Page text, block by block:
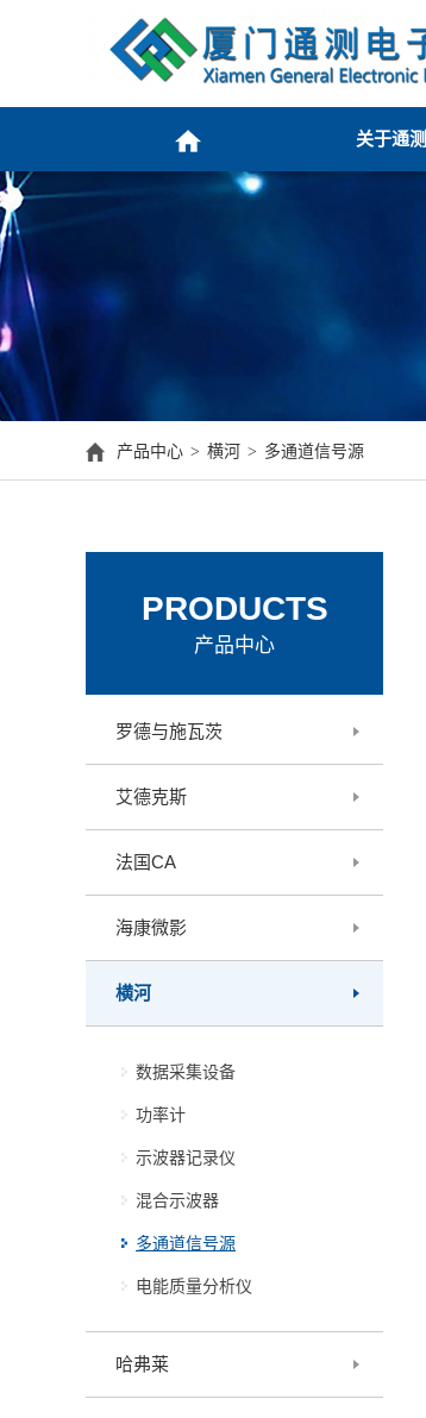
关于通测
产品中心 > 横河 > 多通道信号源
PRODUCTS
产品中心
罗德与施瓦茨
艾德克斯
法国CA
海康微影
横河
数据采集设备
功率计
示波器记录仪
混合示波器
多通道信号源
电能质量分析仪
哈弗莱